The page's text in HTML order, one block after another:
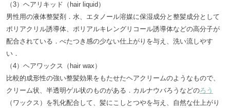
（3）ヘアリキッド（hair liquid）
男性用の液体整髪剤．水、エタノール溶媒に保湿成分と整髪成分として
ポリアクリル誘導体、ポリアルキレングリコール誘導体などの高分子が
配合されている．べたつき感の少ない仕上がりを与え、洗い流しやす
い．
（4）ヘアワックス（hair wax）
比較的成形性の強い整髪効果をもたせたヘアクリームのようなもので、
クリーム状、半透明ゲル状のものがある．カルナウバろうなどのろう
（ワックス）を乳化配合して、髪にこしとつやを与え、自然な仕上がり